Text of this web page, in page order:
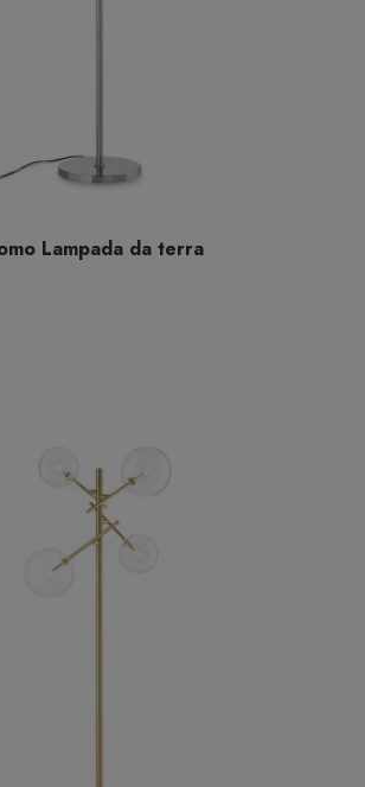
Lampada da terra